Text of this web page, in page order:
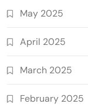
May 2025
April 2025
March 2025
February 2025